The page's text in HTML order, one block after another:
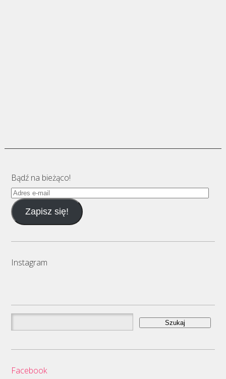
Bądź na bieżąco!
Adres
e-
mailZapisz się!
Instagram
Szukaj:
Facebook